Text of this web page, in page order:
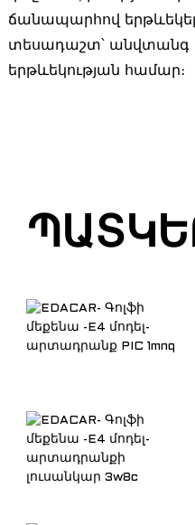
ճանապարհով
տեսադաշտ՝ անվտանգ
երթևեկության համար։